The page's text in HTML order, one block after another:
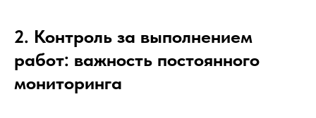
2. Контроль за выполнением
работ: важность постоянного
мониторинга